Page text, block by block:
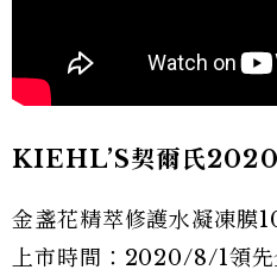
KIEHL’S契爾氏2020
金盞花精萃修護水凝凍
上市時間：2020/8/1領先